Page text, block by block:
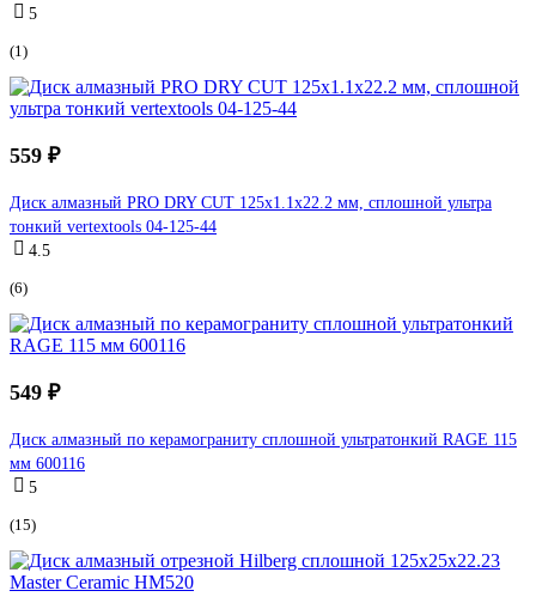
5
(1)
559 ₽
Диск алмазный PRO DRY CUT 125x1.1х22.2 мм, сплошной ультра
тонкий vertextools 04-125-44
4.5
(6)
549 ₽
Диск алмазный по керамограниту сплошной ультратонкий RAGE 115
мм 600116
5
(15)